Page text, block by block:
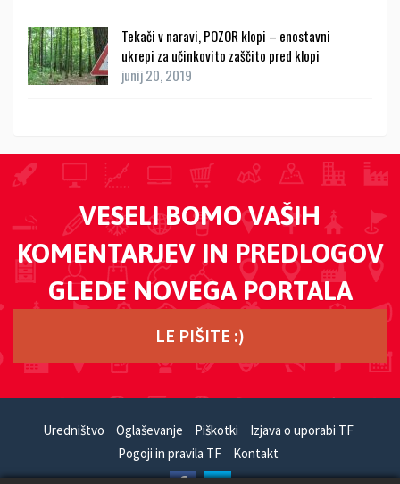
Tekači v naravi, POZOR klopi – enostavni
ukrepi za učinkovito zaščito pred klopi
junij 20, 2019
VESELI BOMO VAŠIH
KOMENTARJEV IN PREDLOGOV
GLEDE NOVEGA PORTALA
LE PIŠITE :)
Uredništvo Oglaševanje Piškotki
Izjava o uporabi TF
Pogoji in pravila TF
Kontakt